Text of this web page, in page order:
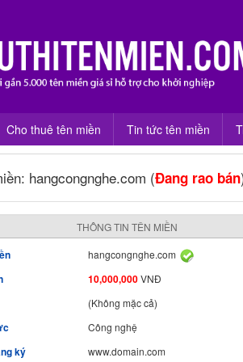
Cho thuê tên miền Tin tức tên miền
hangcongnghe.com (Đang rao bán
THÔNG TIN TÊN MIỀN
hangcongnghe.com
10,000,000VNĐ
(Không mặc cả)
Công nghệ
ký www.domain.com